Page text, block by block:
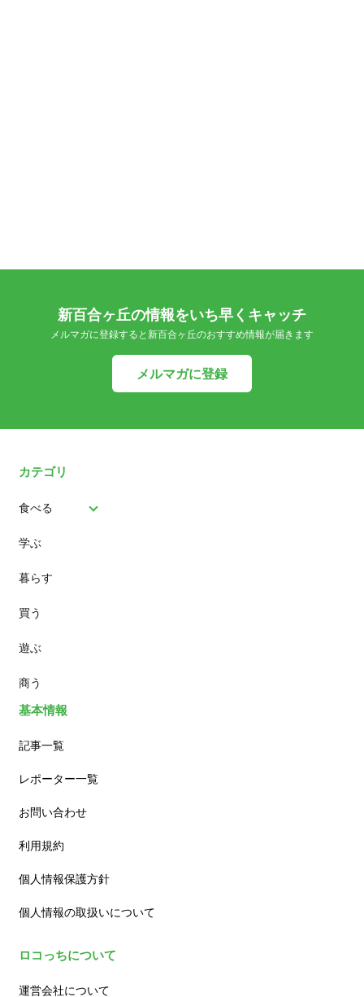
新百合ヶ丘の情報をいち早くキャッチ
メルマガに登録すると新百合ヶ丘のおすすめ情報が届きます
メルマガに登録
カテゴリ
食べる
パン
スイーツ
ランチ
カフェ
学ぶ
暮らす
買う
遊ぶ
商う
基本情報
記事一覧
レポーター一覧
お問い合わせ
利用規約
個人情報保護方針
個人情報の取扱いについて
ロコっちについて
運営会社について